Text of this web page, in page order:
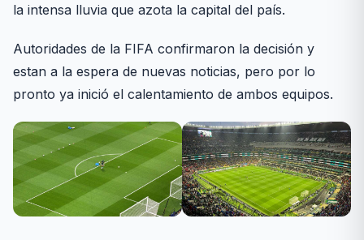
la intensa lluvia que azota la capital del país.
Autoridades de la FIFA confirmaron la decisión y
estan a la espera de nuevas noticias, pero por lo
pronto ya inició el calentamiento de ambos equipos.